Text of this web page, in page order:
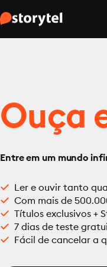
Ouça
Entre em um mundo
Ler e ouvir tanto
Com mais de
Títulos exclusivos +
7 dias de teste
Fácil de cancelar a